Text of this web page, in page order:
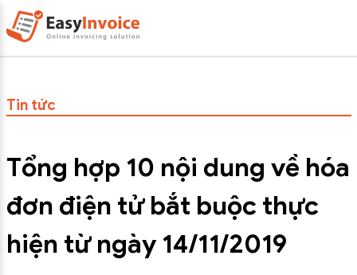
Tin tức
Tổng hợp 10 nội dung về hóa
đơn điện tử bắt buộc thực
hiện từ ngày 14/11/2019